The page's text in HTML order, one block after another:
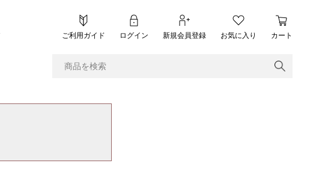
ご利用ガイド ログイン 新規会員登録 お気に入り カート